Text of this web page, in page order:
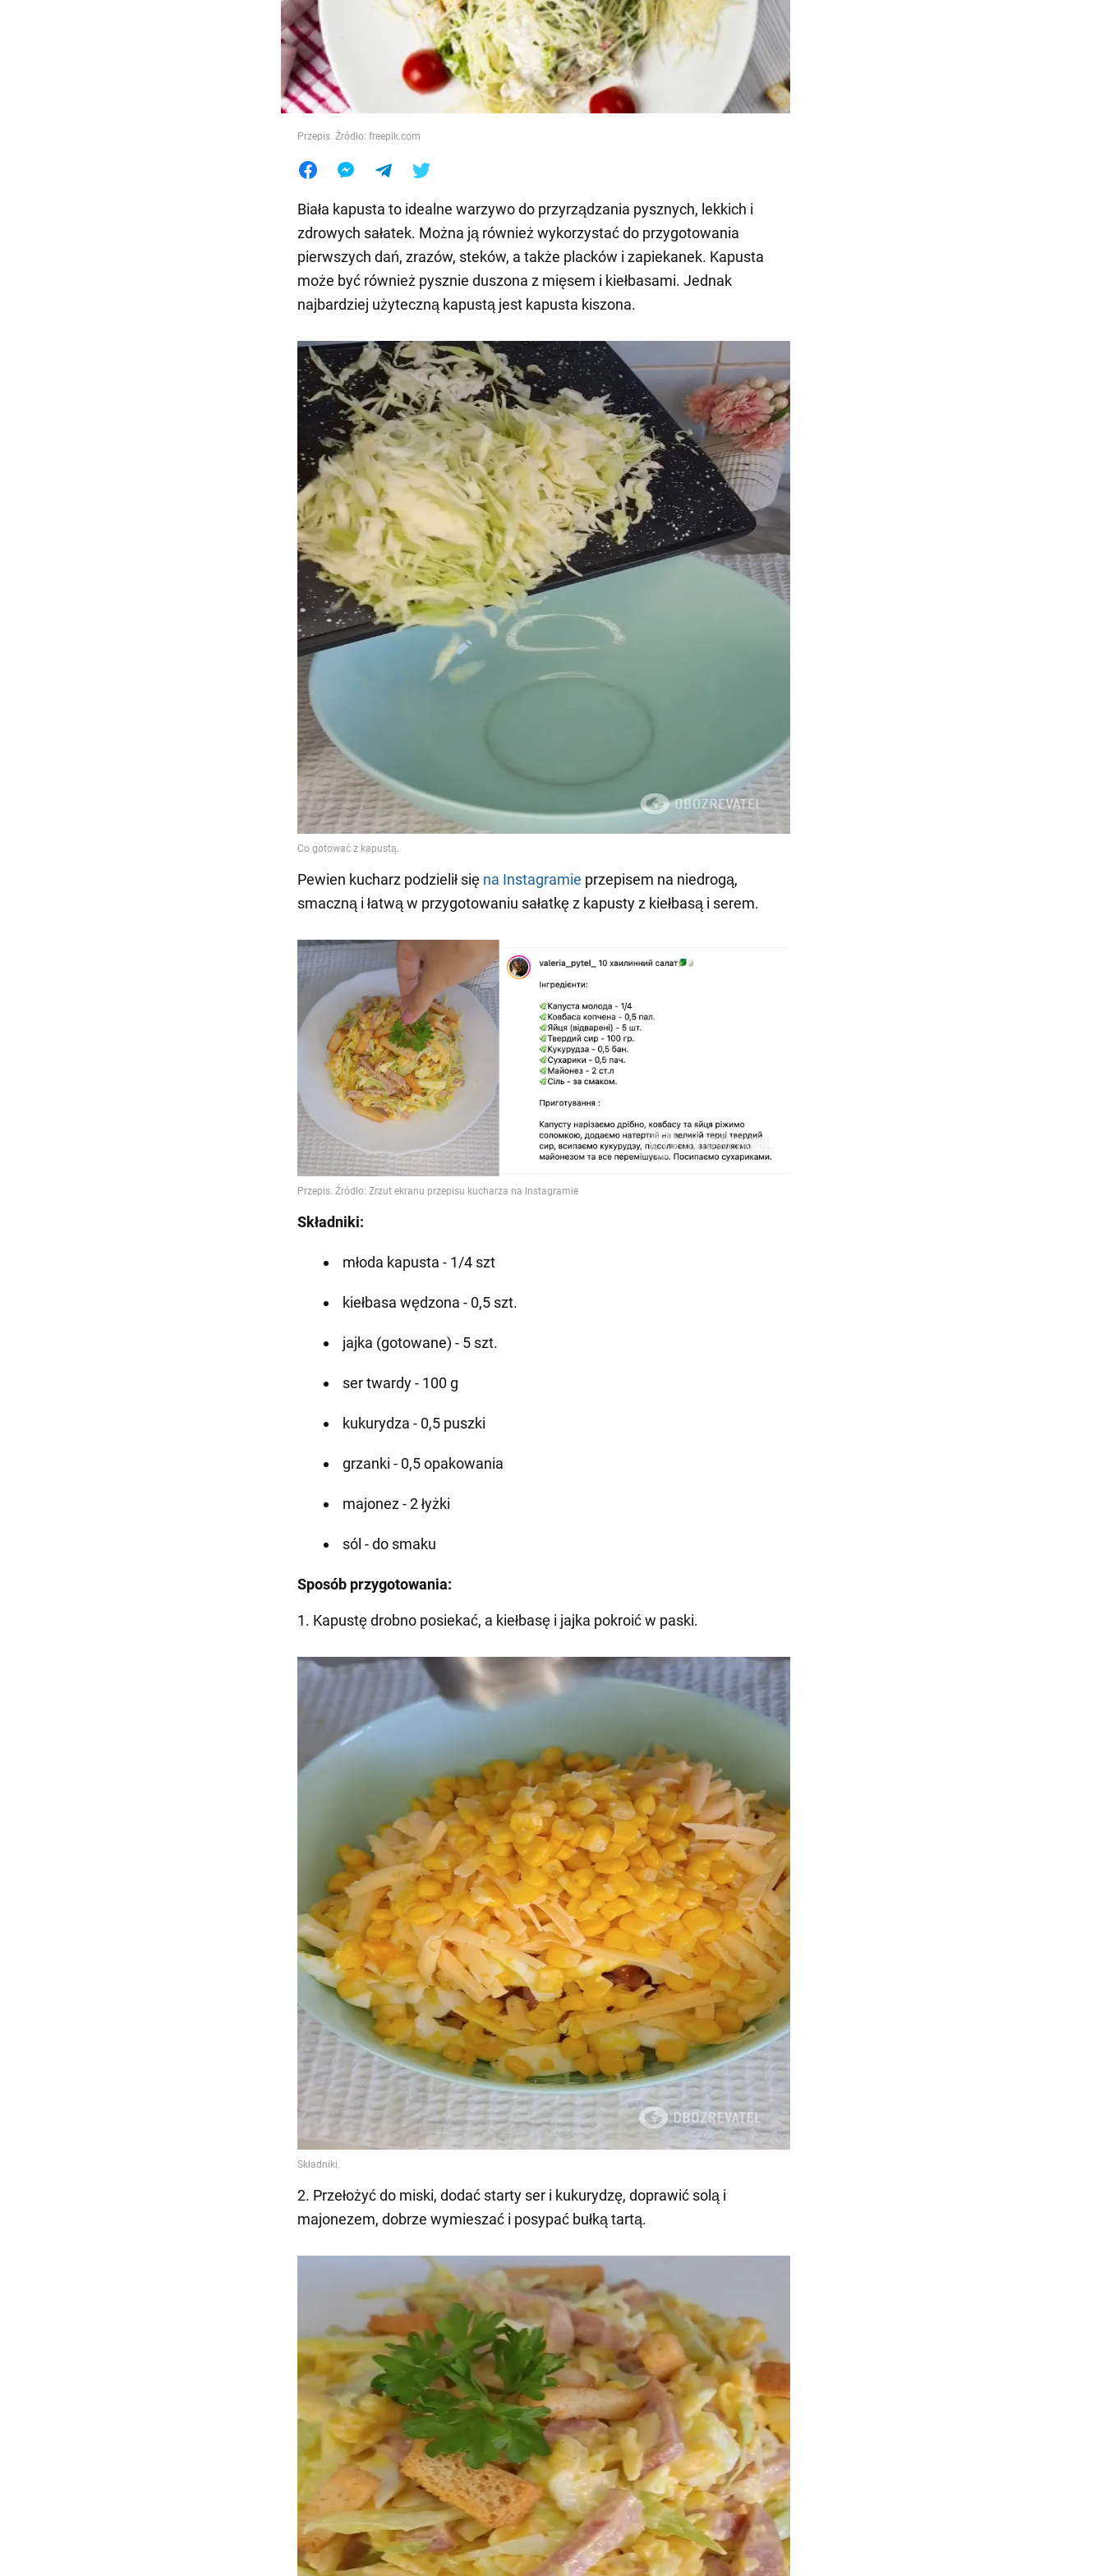
Jedzenie
Przepis. Źródło: freepik.com
Biała kapusta to idealne warzywo do przyrządzania pysznych, lekkich i
zdrowych sałatek. Można ją również wykorzystać do przygotowania
pierwszych dań, zrazów, steków, a także placków i zapiekanek. Kapusta
może być również pysznie duszona z mięsem i kiełbasami. Jednak
najbardziej użyteczną kapustą jest kapusta kiszona.
Pewien kucharz podzielił się na Instagramie przepisem na niedrogą,
smaczną i łatwą w przygotowaniu sałatkę z kapusty z kiełbasą i serem.
Składniki:
młoda kapusta - 1/4 szt
kiełbasa wędzona - 0,5 szt.
jajka (gotowane) - 5 szt.
ser twardy - 100 g
kukurydza - 0,5 puszki
grzanki - 0,5 opakowania
majonez - 2 łyżki
sól - do smaku
Sposób przygotowania:
1. Kapustę drobno posiekać, a kiełbasę i jajka pokroić w paski.
2. Przełożyć do miski, dodać starty ser i kukurydzę, doprawić solą i
majonezem, dobrze wymieszać i posypać bułką tartą.